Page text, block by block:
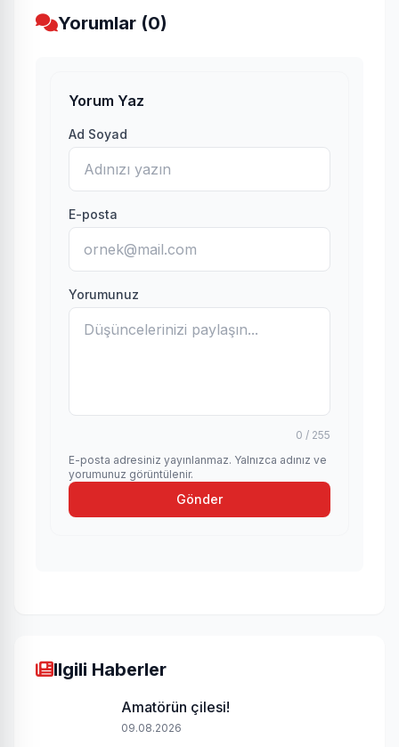
Yorumlar (0)
Yorum Yaz
Ad Soyad
E-posta
Yorumunuz
0 / 255
E-posta adresiniz yayınlanmaz. Yalnızca adınız ve
yorumunuz görüntülenir.
Gönder
Ilgili Haberler
Amatörün çilesi!
09.08.2026